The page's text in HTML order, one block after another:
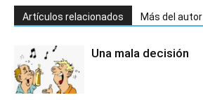
Artículos relacionados Más del autor
Una mala decisión